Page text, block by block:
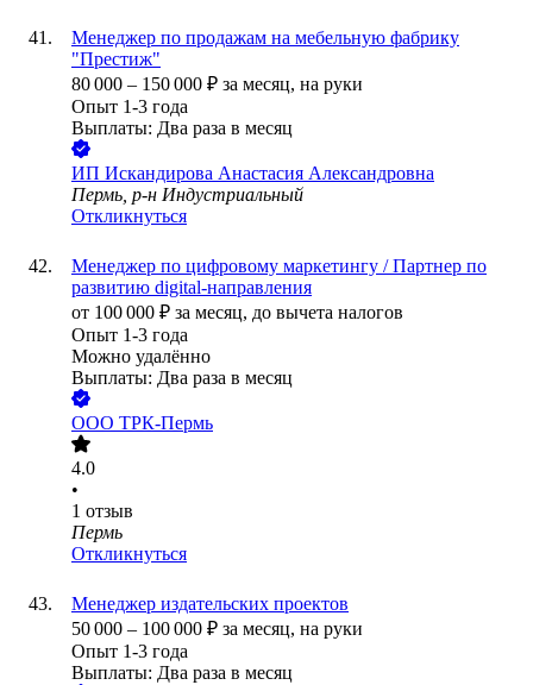
Менеджер по продажам на мебельную фабрику
"Престиж"
80 000 – 150 000 ₽ за месяц, на руки
Опыт 1-3 года
Выплаты: Два раза в месяц
ИП Искандирова Анастасия Александровна
Пермь, р-н Индустриальный
Откликнуться
Менеджер по цифровому маркетингу / Партнер по
развитию digital-направления
от 100 000 ₽ за месяц, до вычета налогов
Опыт 1-3 года
Можно удалённо
Выплаты: Два раза в месяц
ООО ТРК-Пермь
4.0
•
1 отзыв
Пермь
Откликнуться
Менеджер издательских проектов
50 000 – 100 000 ₽ за месяц, на руки
Опыт 1-3 года
Выплаты: Два раза в месяц